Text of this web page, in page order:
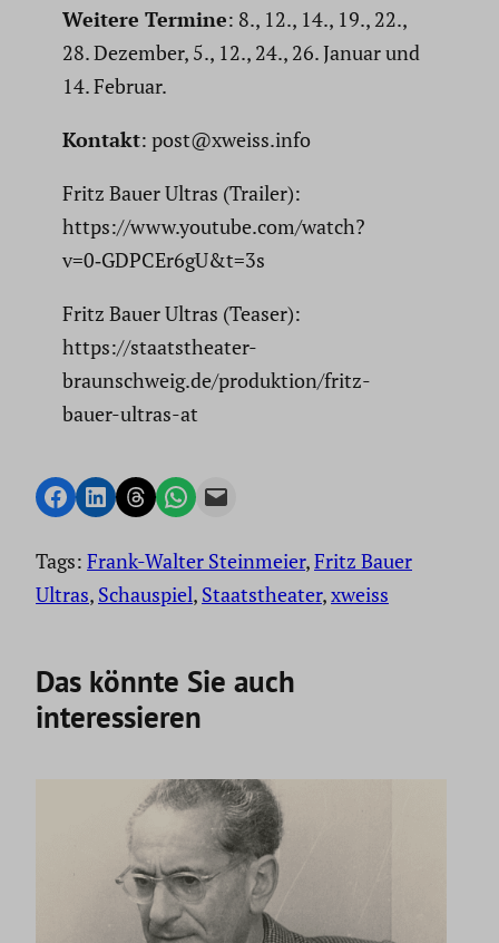
Weitere Termine: 8., 12., 14., 19., 22.,
28. Dezember, 5., 12., 24., 26. Januar und
14. Februar.
Kontakt: post@xweiss.info
Fritz Bauer Ultras (Trailer):
https://www.youtube.com/watch?
v=0‑GDPCEr6gU&t=3s
Fritz Bauer Ultras (Teaser):
https://staatstheater-
braunschweig.de/produktion/fritz-
bauer-ultras-at
Share on Facebook
Share on LinkedIn
Share on Threads
Share on WhatsApp
Email this Page
Tags: Frank-Walter Steinmeier, Fritz Bauer
Ultras, Schauspiel, Staatstheater, xweiss
Das könnte Sie auch
interessieren